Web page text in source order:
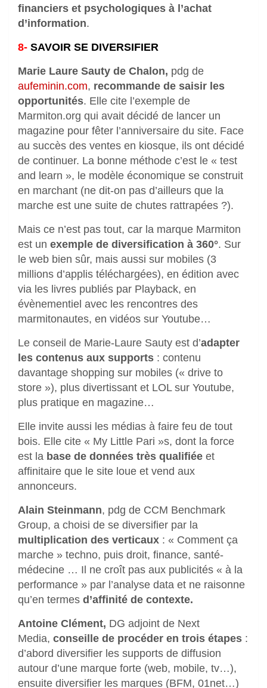
financiers et psychologiques à l’achat
d’information.
8- SAVOIR SE DIVERSIFIER
Marie Laure Sauty de Chalon, pdg de
aufeminin.com, recommande de saisir les
opportunités. Elle cite l’exemple de
Marmiton.org qui avait décidé de lancer un
magazine pour fêter l’anniversaire du site. Face
au succès des ventes en kiosque, ils ont décidé
de continuer. La bonne méthode c’est le « test
and learn », le modèle économique se construit
en marchant (ne dit-on pas d’ailleurs que la
marche est une suite de chutes rattrapées ?).
Mais ce n’est pas tout, car la marque Marmiton
est un exemple de diversification à 360°. Sur
le web bien sûr, mais aussi sur mobiles (3
millions d’applis téléchargées), en édition avec
via les livres publiés par Playback, en
évènementiel avec les rencontres des
marmitonautes, en vidéos sur Youtube…
Le conseil de Marie-Laure Sauty est d’adapter
les contenus aux supports : contenu
davantage shopping sur mobiles (« drive to
store »), plus divertissant et LOL sur Youtube,
plus pratique en magazine…
Elle invite aussi les médias à faire feu de tout
bois. Elle cite « My Little Pari »s, dont la force
est la base de données très qualifiée et
affinitaire que le site loue et vend aux
annonceurs.
Alain Steinmann, pdg de CCM Benchmark
Group, a choisi de se diversifier par la
multiplication des verticaux : « Comment ça
marche » techno, puis droit, finance, santé-
médecine … Il ne croît pas aux publicités « à la
performance » par l’analyse data et ne raisonne
qu’en termes d’affinité de contexte.
Antoine Clément, DG adjoint de Next
Media, conseille de procéder en trois étapes :
d’abord diversifier les supports de diffusion
autour d’une marque forte (web, mobile, tv…),
ensuite diversifier les marques (BFM, 01net…)